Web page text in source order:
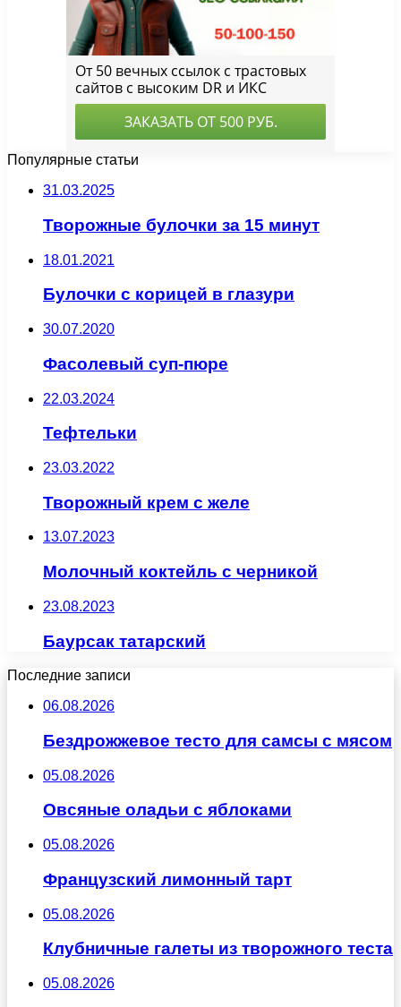
Популярные статьи
31.03.2025
Творожные булочки за 15 минут
18.01.2021
Булочки с корицей в глазури
30.07.2020
Фасолевый суп-пюре
22.03.2024
Тефтельки
23.03.2022
Творожный крем с желе
13.07.2023
Молочный коктейль с черникой
23.08.2023
Баурсак татарский
Последние записи
06.08.2026
Бездрожжевое тесто для самсы с мясом
05.08.2026
Овсяные оладьи с яблоками
05.08.2026
Французский лимонный тарт
05.08.2026
Клубничные галеты из творожного теста
05.08.2026